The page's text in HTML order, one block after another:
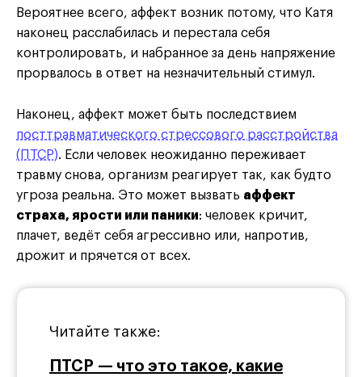
Вероятнее всего, аффект возник потому, что Катя
наконец расслабилась и перестала себя
контролировать, и набранное за день напряжение
прорвалось в ответ на незначительный стимул.
Наконец, аффект может быть последствием
посттравматического стрессового расстройства
(ПТСР). Если человек неожиданно переживает
травму снова, организм реагирует так, как будто
угроза реальна. Это может вызвать аффект
страха, ярости или паники: человек кричит,
плачет, ведёт себя агрессивно или, напротив,
дрожит и прячется от всех.
Читайте также:
ПТСР — что это такое, какие